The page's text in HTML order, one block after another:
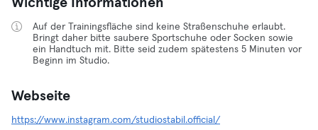
Wichtige Informationen
Auf der Trainingsfläche sind keine Straßenschuhe erlaubt.
Bringt daher bitte saubere Sportschuhe oder Socken sowie
ein Handtuch mit. Bitte seid zudem spätestens 5 Minuten vor
Beginn im Studio.
Webseite
https://www.instagram.com/studiostabil.official/